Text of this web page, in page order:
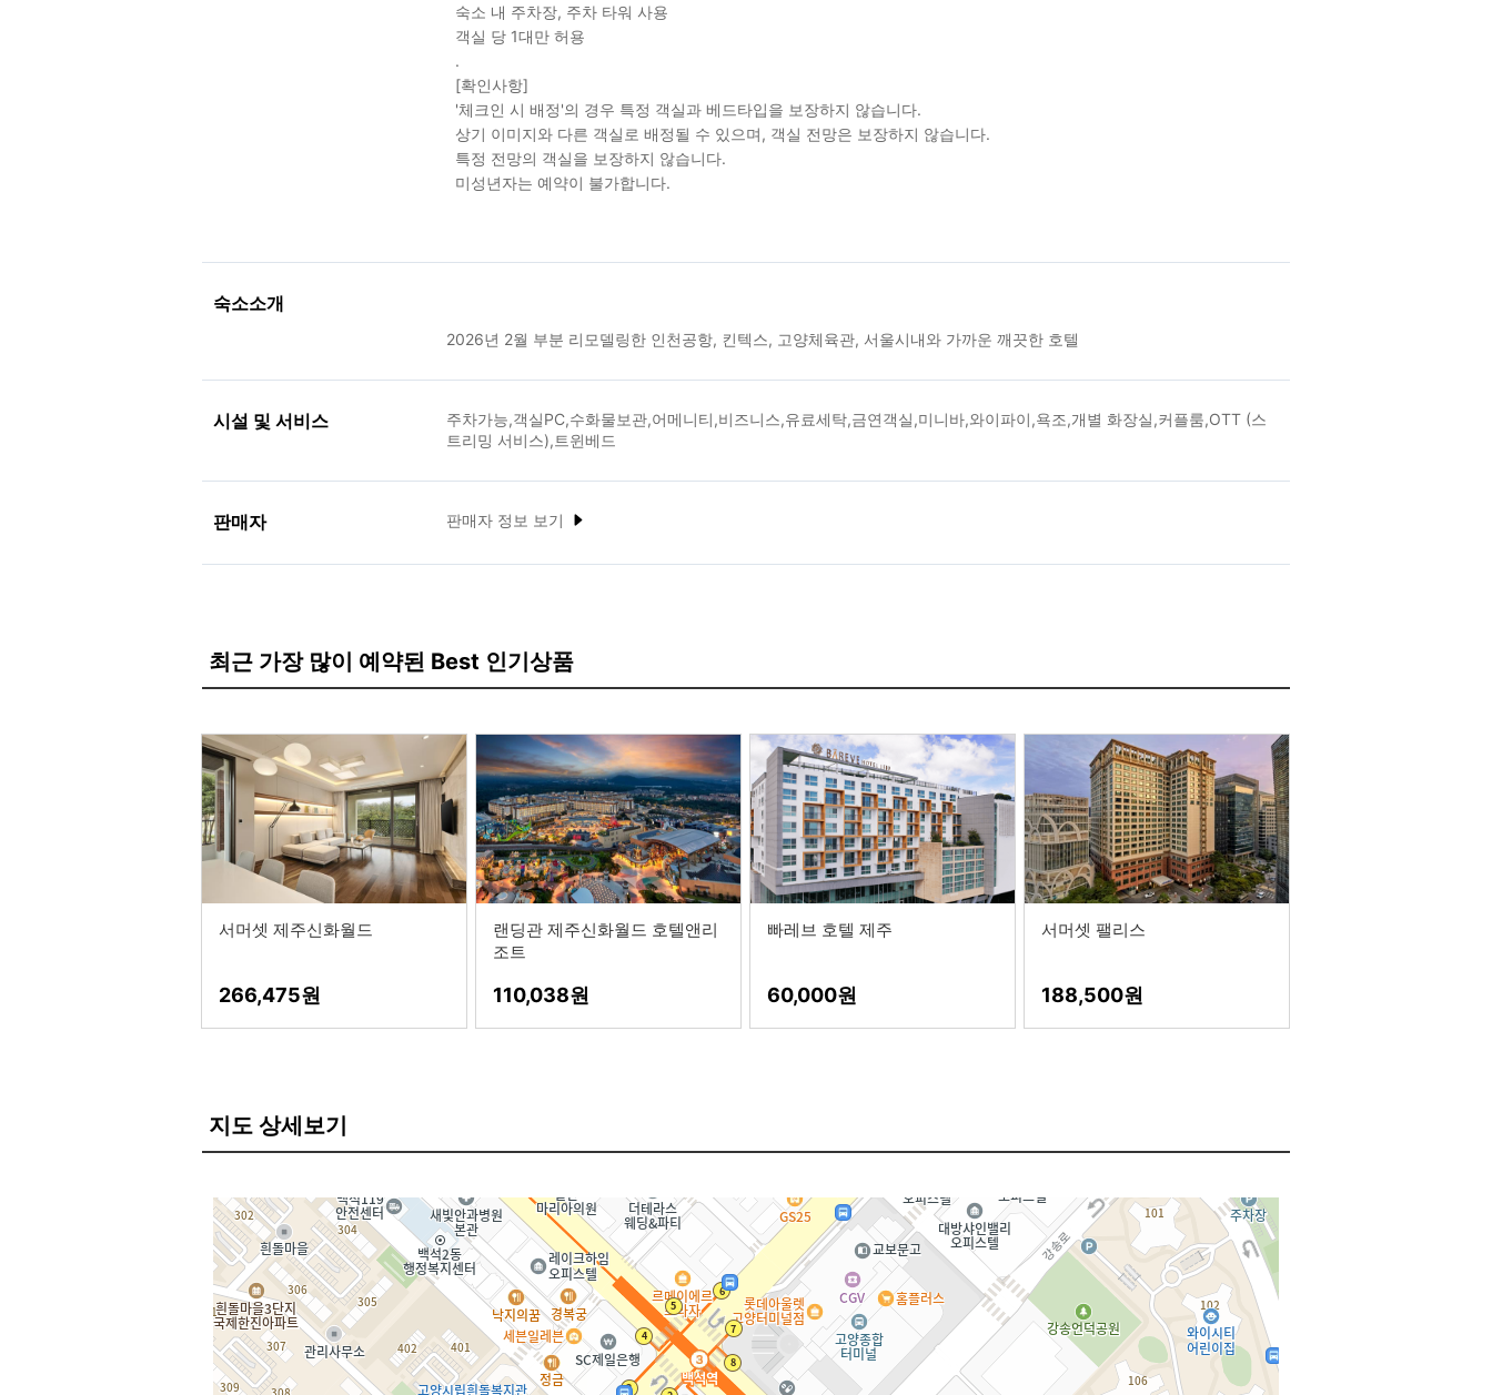
숙소 내 주차장, 주차 타워 사용
객실 당 1대만 허용
.
[확인사항]
'체크인 시 배정'의 경우 특정 객실과 베드타입을 보장하지 않습니다.
상기 이미지와 다른 객실로 배정될 수 있으며, 객실 전망은 보장하지 않습니다.
특정 전망의 객실을 보장하지 않습니다.
미성년자는 예약이 불가합니다.
숙소소개
2026년 2월 부분 리모델링한 인천공항, 킨텍스, 고양체육관, 서울시내와 가까운 깨끗한 호텔
시설 및 서비스
주차가능,객실PC,수화물보관,어메니티,비즈니스,유료세탁,금연객실,미니바,와이파이,욕조,개별 화장실,커플룸,OTT (스
트리밍 서비스),트윈베드
판매자 판매자 정보 보기
최근 가장 많이 예약된 Best 인기상품
서머셋 제주신화월드
266,475
랜딩관 제주신화월드 호텔앤리
조트
110,038
빠레브 호텔 제주
60,000
서머셋 팰리스
188,500
지도 상세보기